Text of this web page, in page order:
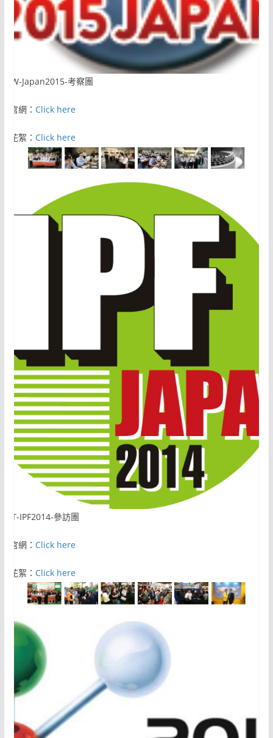
Japan2015-考察團
官網： Click here
花絮： Click here
IPF2014-參訪團
官網： Click here
花絮： Click here